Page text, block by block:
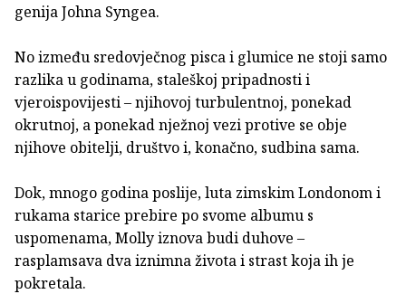
genija Johna Syngea.
No između sredovječnog pisca i glumice ne stoji samo
razlika u godinama, staleškoj pripadnosti i
vjeroispovijesti – njihovoj turbulentnoj, ponekad
okrutnoj, a ponekad nježnoj vezi protive se obje
njihove obitelji, društvo i, konačno, sudbina sama.
Dok, mnogo godina poslije, luta zimskim Londonom i
rukama starice prebire po svome albumu s
uspomenama, Molly iznova budi duhove –
rasplamsava dva iznimna života i strast koja ih je
pokretala.